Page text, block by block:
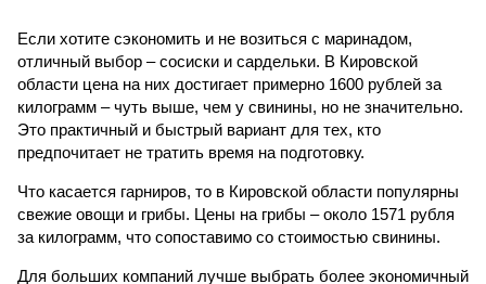
Если хотите сэкономить и не возиться с маринадом,
отличный выбор – сосиски и сардельки. В Кировской
области цена на них достигает примерно 1600 рублей за
килограмм – чуть выше, чем у свинины, но не значительно.
Это практичный и быстрый вариант для тех, кто
предпочитает не тратить время на подготовку.
Что касается гарниров, то в Кировской области популярны
свежие овощи и грибы. Цены на грибы – около 1571 рубля
за килограмм, что сопоставимо со стоимостью свинины.
Для больших компаний лучше выбрать более экономичный